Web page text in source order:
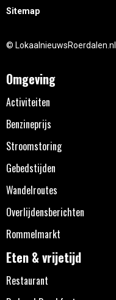
Sitemap
© LokaalnieuwsRoerdalen.nl
Omgeving
Activiteiten
Benzineprijs
Stroomstoring
Gebedstijden
Wandelroutes
Overlijdensberichten
Rommelmarkt
Eten & vrijetijd
Restaurant